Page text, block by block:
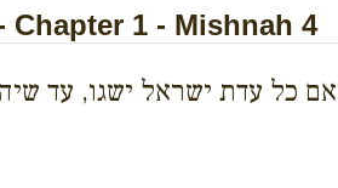
1 - Mishnah 4
כל עדת ישראל ישגו, עד